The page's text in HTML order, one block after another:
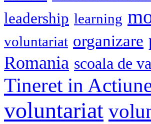
leadership learning
voluntariat organizare
Romania scoala de
Tineret in
voluntariat